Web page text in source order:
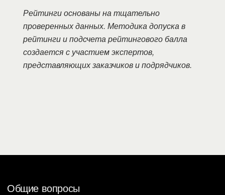
Рейтинги основаны на тщательно
проверенных данных. Методика допуска в
рейтинги и подсчета рейтингового балла
создается с участием экспертов,
представляющих заказчиков и подрядчиков.
Общие вопросы